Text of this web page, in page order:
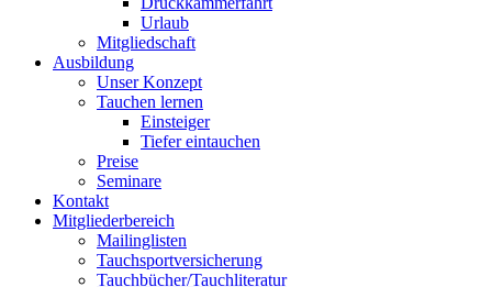
Urlaub
Mitgliedschaft
Ausbildung
Unser Konzept
Tauchen lernen
Einsteiger
Tiefer eintauchen
Preise
Seminare
Kontakt
Mitgliederbereich
Mailinglisten
Tauchsportversicherung
Tauchbücher/Tauchliteratur